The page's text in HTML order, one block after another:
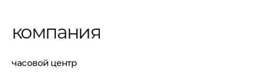
компания
часовой центр